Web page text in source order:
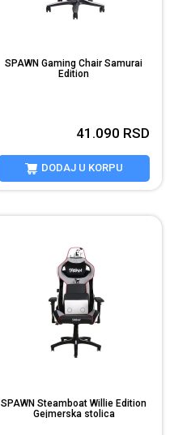
SPAWN Gaming Chair Samurai
Edition
41.090 RSD
DODAJ U KORPU
SPAWN Steamboat Willie Edition
Gejmerska stolica